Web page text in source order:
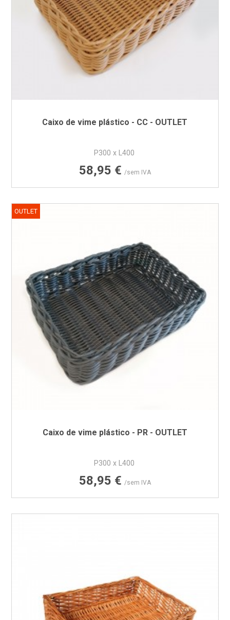
Caixo de vime plástico - CC - OUTLET
P300 x L400
Preço
58,95 € /sem IVA
Caixo de vime plástico - PR - OUTLET
P300 x L400
Preço
58,95 € /sem IVA
OUTLET